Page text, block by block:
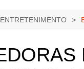
ENTRETENIMENTO